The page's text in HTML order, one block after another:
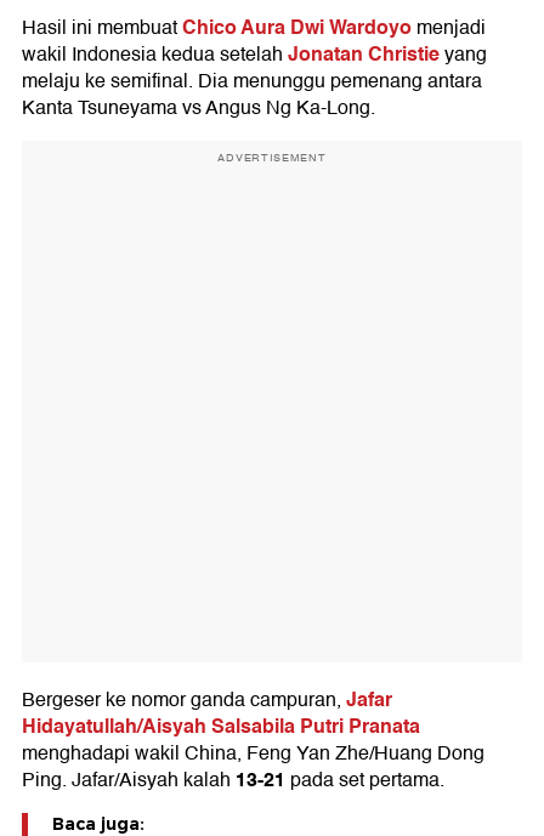
Hasil ini membuatChico Aura Dwi Wardoyomenjadi
wakil Indonesia kedua setelahJonatan Christieyang
melaju ke semifinal. Dia menunggu pemenang antara
Kanta Tsuneyama vs Angus Ng Ka-Long.
ADVERTISEMENT
Bergeser ke nomor ganda campuran,Jafar
Hidayatullah/Aisyah Salsabila Putri Pranata
menghadapi wakil China, Feng Yan Zhe/Huang Dong
Ping. Jafar/Aisyah kalah 13-21 pada set pertama.
Baca juga: